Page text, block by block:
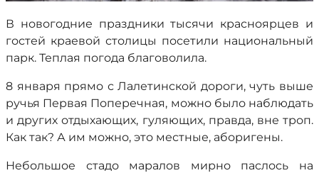
В новогодние праздники тысячи красноярцев и
гостей краевой столицы посетили национальный
парк. Теплая погода благоволила.
8 января прямо с Лалетинской дороги, чуть выше
ручья Первая Поперечная, можно было наблюдать
и других отдыхающих, гуляющих, правда, вне троп.
Как так? А им можно, это местные, аборигены.
Небольшое стадо маралов мирно паслось на